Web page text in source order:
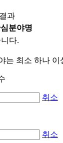
과
분야명
다.
는 최소 하나
취소
취소